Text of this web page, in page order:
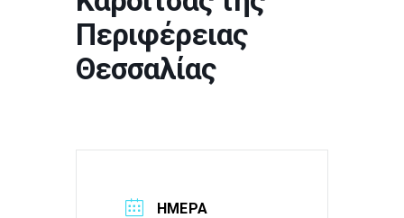
Περιφέρειας
Θεσσαλίας
ΗΜΕΡΑ